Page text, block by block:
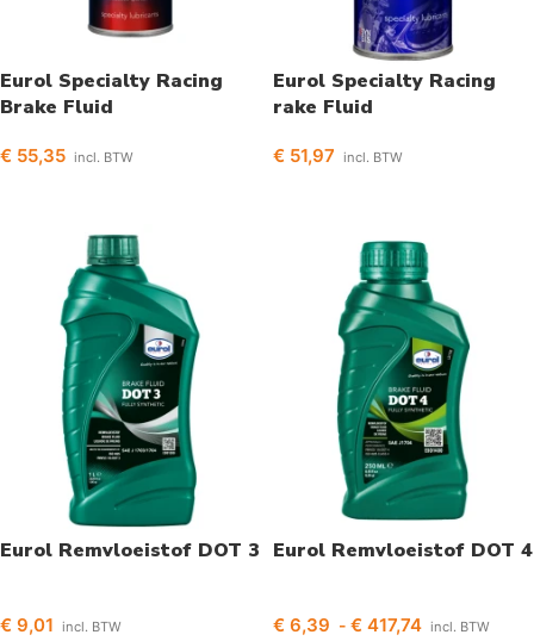
Eurol Specialty Racing
Brake Fluid
€ 55,35 incl. BTW
Eurol Specialty Racing
rake Fluid
€ 51,97 incl. BTW
Eurol Remvloeistof DOT 3
€ 9,01 incl. BTW
Eurol Remvloeistof DOT 4
€ 6,39 - € 417,74 incl. BTW